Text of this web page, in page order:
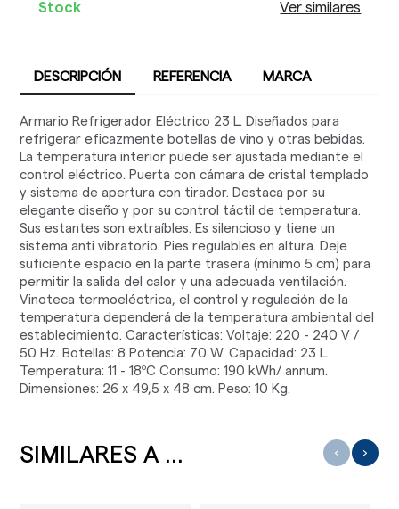
Stock Ver similares
DESCRIPCIÓN REFERENCIA MARCA
Armario Refrigerador Eléctrico 23 L. Diseñados para
refrigerar eficazmente botellas de vino y otras bebidas.
La temperatura interior puede ser ajustada mediante el
control eléctrico. Puerta con cámara de cristal templado
y sistema de apertura con tirador. Destaca por su
elegante diseño y por su control táctil de temperatura.
Sus estantes son extraíbles. Es silencioso y tiene un
sistema anti vibratorio. Pies regulables en altura. Deje
suficiente espacio en la parte trasera (mínimo 5 cm) para
permitir la salida del calor y una adecuada ventilación.
Vinoteca termoeléctrica, el control y regulación de la
temperatura dependerá de la temperatura ambiental del
establecimiento. Características: Voltaje: 220 - 240 V /
50 Hz. Botellas: 8 Potencia: 70 W. Capacidad: 23 L.
Temperatura: 11 - 18ºC Consumo: 190 kWh/ annum.
Dimensiones: 26 x 49,5 x 48 cm. Peso: 10 Kg.
SIMILARES A ... ‹ ›